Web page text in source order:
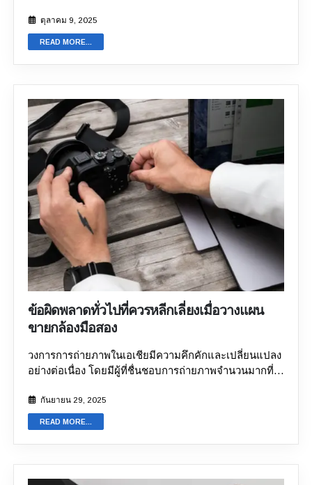
ไปกว่านั้น ในบางกรณีอาจเป็นไปได้ แต่ความเสี่ยงสูงที่จะ
ไม่สามารถซ่อมแซมกล้องหรือเครื่องมือต่างๆ ของคุณก็ยัง
บริโภคไม่เคยประสบปัญหาใดๆ กับกล้องของพวกเขาเลย
อย่างไรก็ตาม ไม่ได้หมายความว่าปัญหาจะไม่เกิดขึ้นเลย
หากคุณต้องการสร้างรายได้จากอุปกรณ์กล้องของคุณ
โปรดคำนึงถึงความเสี่ยงที่อาจเกิดขึ้นเมื่อเลือกซื้ออุปกรณ์
จากตลาดมืด ไม่ว่าคุณจะวางแผนซื้อหรือขายกล้องมือสอง
ก็ตาม Q2. ทำไมกล้องมือสองถึงเป็นสินค้าราคาดี? การซื้อ
หรือขาย กล้องเก่านั้นเป็นเรื่องยุ่งยาก เพราะเราไม่สามารถ
แน่ใจได้เลยว่าอุปกรณ์อิเล็กทรอนิกส์ภายในกล้องอยู่ใน
สภาพดี คนส่วนใหญ่ในตลาดมือสองมักจะบอกคุณว่าพวก
เขาใช้กล้องนี้เพื่ออะไร...
ทำให้เหมาะสำหรับงานลักษณะนี้ แต่ในขณะเดียวกัน
ขนาดเล็กก็ก่อให้เกิดข้อจำกัดด้านเทคนิค เช่น ปัญหาการ
เชื่อมต่อ และการขาดฟีเจอร์ขั้นสูง นี่จึงเป็นเหตุผลว่าทำไม
การ ขายกล้อง GoPro ถึงเป็นเรื่องยาก เพราะต้องหาผู้ซื้อ
เฉพาะกลุ่มที่ต้องการจริง ๆ ทางออกที่น่าเชื่อถือกว่าคือการ
เลือกแพลตฟอร์มออนไลน์ที่น่าไว้ใจสำหรับการขายกล้อง
เพราะการ ขายกล้องออนไลน์ นั้นสะดวกและง่ายกว่ามาก
อีกทั้งยังรวดเร็วกว่าเมื่อเทียบกับการใช้เวลาหลายวัน หลาย
สัปดาห์ หรือแม้แต่หลายเดือนเพื่อหาผู้ซื้อที่เหมาะสม ใน
บล็อกนี้เราจะมาทำความเข้าใจข้อดีของแพลตฟอร์มขาย
กล้องออนไลน์
และวิธีที่มันช่วยเจ้าของ GoPro ข้ามการรอ
นาน ๆ และ ขายกล้อง GoPro ออนไลน์ ในราคาที่เหมาะ
สม คุณรู้หรือไม่ว่าสิ่งที่น่ารำคาญที่สุดในการขายกล้องเก่า
หรือกล้องมือสองคืออะไร? นั่นก็คือ “การรอคอยที่ไม่มีที่สิ้น
สุด” ขึ้นอยู่กับพื้นที่ที่คุณอยู่ และแม้ว่าคุณจะเจอผู้ซื้อแล้ว ก็
ยังต้องเหนื่อยกับการต่อรองราคาอีก แต่ถ้าหากคุณสามารถ
ขายกล้อง GoPro ได้ในราคาที่ดีที่สุด โดยไม่ต้องรอนาน ๆ
ล่ะ? ใช่แล้ว!...
ตุลาคม 9, 2025
READ MORE...
ข้อผิดพลาดทั่วไปที่ควรหลีกเลี่ยงเมื่อวางแผน
ขายกล้องมือสอง
วงการการถ่ายภาพในเอเชียมีความคึกคักและเปลี่ยนแปลง
อย่างต่อเนื่อง โดยมีผู้ที่ชื่นชอบการถ่ายภาพจำนวนมากที่
เก่า การรู้วิธีการที่ถูกต้องจึงเป็นหนึ่งในวิธีที่ดีที่สุดในการ
สร้างความแตกต่างอย่างมีนัยสำคัญต่อผลตอบแทนที่คุณ
จะได้รับ นอกจากนี้ การทำความเข้าใจข้อผิดพลาดทั่วไปที่
ควรหลีกเลี่ยงเมื่อวางแผนขายกล้องมือสองบนแพลตฟอร์ม
ออนไลน์ จะช่วยให้คุณเพิ่มมูลค่าอุปกรณ์ได้สูงสุด Sell ​​
Your Gadget มีแพลตฟอร์มออนไลน์ที่เฟื่องฟูสำหรับกล้อง
กันยายน 29, 2025
READ MORE...